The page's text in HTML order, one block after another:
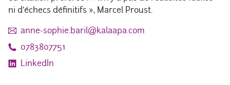
ni d’échecs définitifs », Marcel Proust.
anne-sophie.baril@kalaapa.com
0783807751
LinkedIn